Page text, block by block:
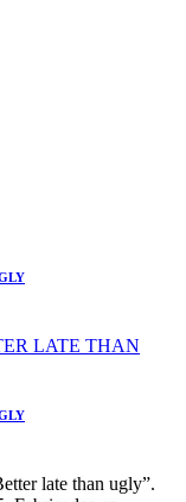
late than ugly”.